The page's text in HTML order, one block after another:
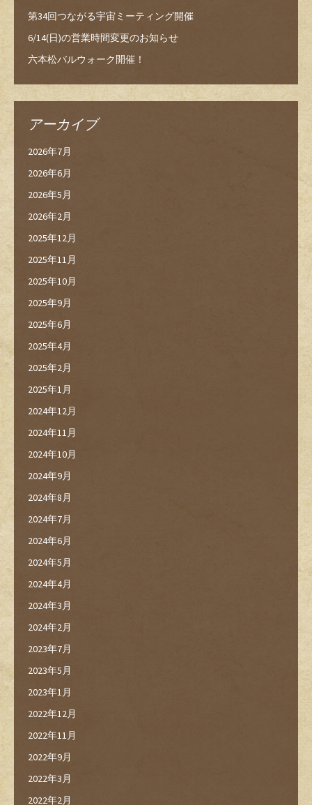
第34回つながる宇宙ミーティング開催
6/14(日)の営業時間変更のお知らせ
六本松バルウォーク開催！
アーカイブ
2026年7月
2026年6月
2026年5月
2026年2月
2025年12月
2025年11月
2025年10月
2025年9月
2025年6月
2025年4月
2025年2月
2025年1月
2024年12月
2024年11月
2024年10月
2024年9月
2024年8月
2024年7月
2024年6月
2024年5月
2024年4月
2024年3月
2024年2月
2023年7月
2023年5月
2023年1月
2022年12月
2022年11月
2022年9月
2022年3月
2022年2月